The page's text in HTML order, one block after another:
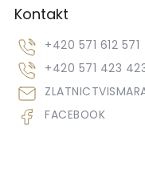
Kontakt
+420 571 612 571
+420 571 423
FACEBOOK